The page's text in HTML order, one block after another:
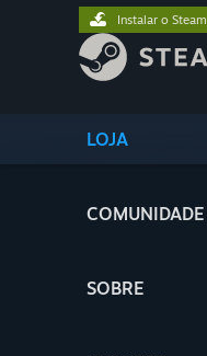
LOJA
COMUNIDADE
SOBRE
Instalar o Steam